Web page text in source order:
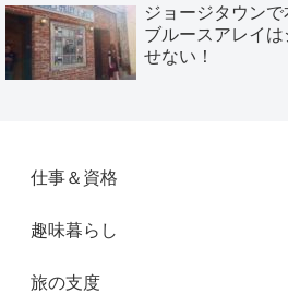
ジョージタウン
ブルースアレイ
せない！
仕事＆資格
趣味暮らし
旅の支度